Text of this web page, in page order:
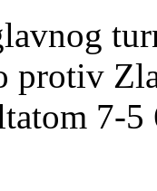
protiv
7-5